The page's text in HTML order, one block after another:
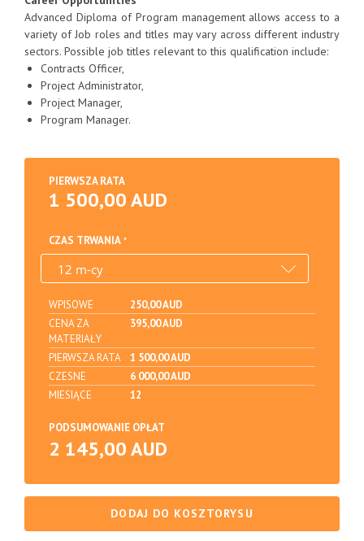
Advanced Diploma of Program management allows access to a
variety of Job roles and titles may vary across different industry
sectors. Possible job titles relevant to this qualification include:
Contracts Officer,
Project Administrator,
Project Manager,
Program Manager.
PIERWSZA RATA
1 500,00 AUD
CZAS TRWANIA
WPISOWE
250,00 AUD
CENA ZA
MATERIAŁY
395,00 AUD
PIERWSZA RATA
1 500,00 AUD
CZESNE
6 000,00 AUD
MIESIĄCE
12
PODSUMOWANIE OPŁAT
2 145,00 AUD
DODAJ DO KOSZTORYSU